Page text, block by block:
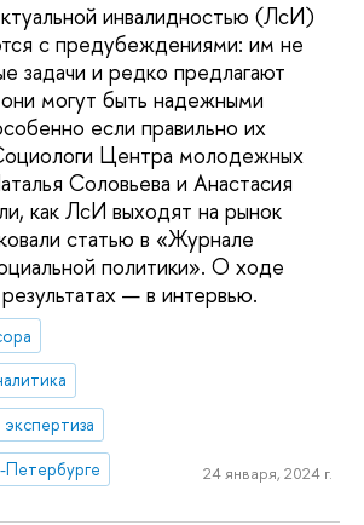
инвалидностью (ЛсИ)
с предубеждениями: им не
задачи и редко предлагают
могут быть надежными
если правильно их
Центра молодежных
Соловьева и Анастасия
как ЛсИ выходят на рынок
статью в «Журнале
политики». О ходе
— в интервью.
экспертиза
24 января, 2024 г.